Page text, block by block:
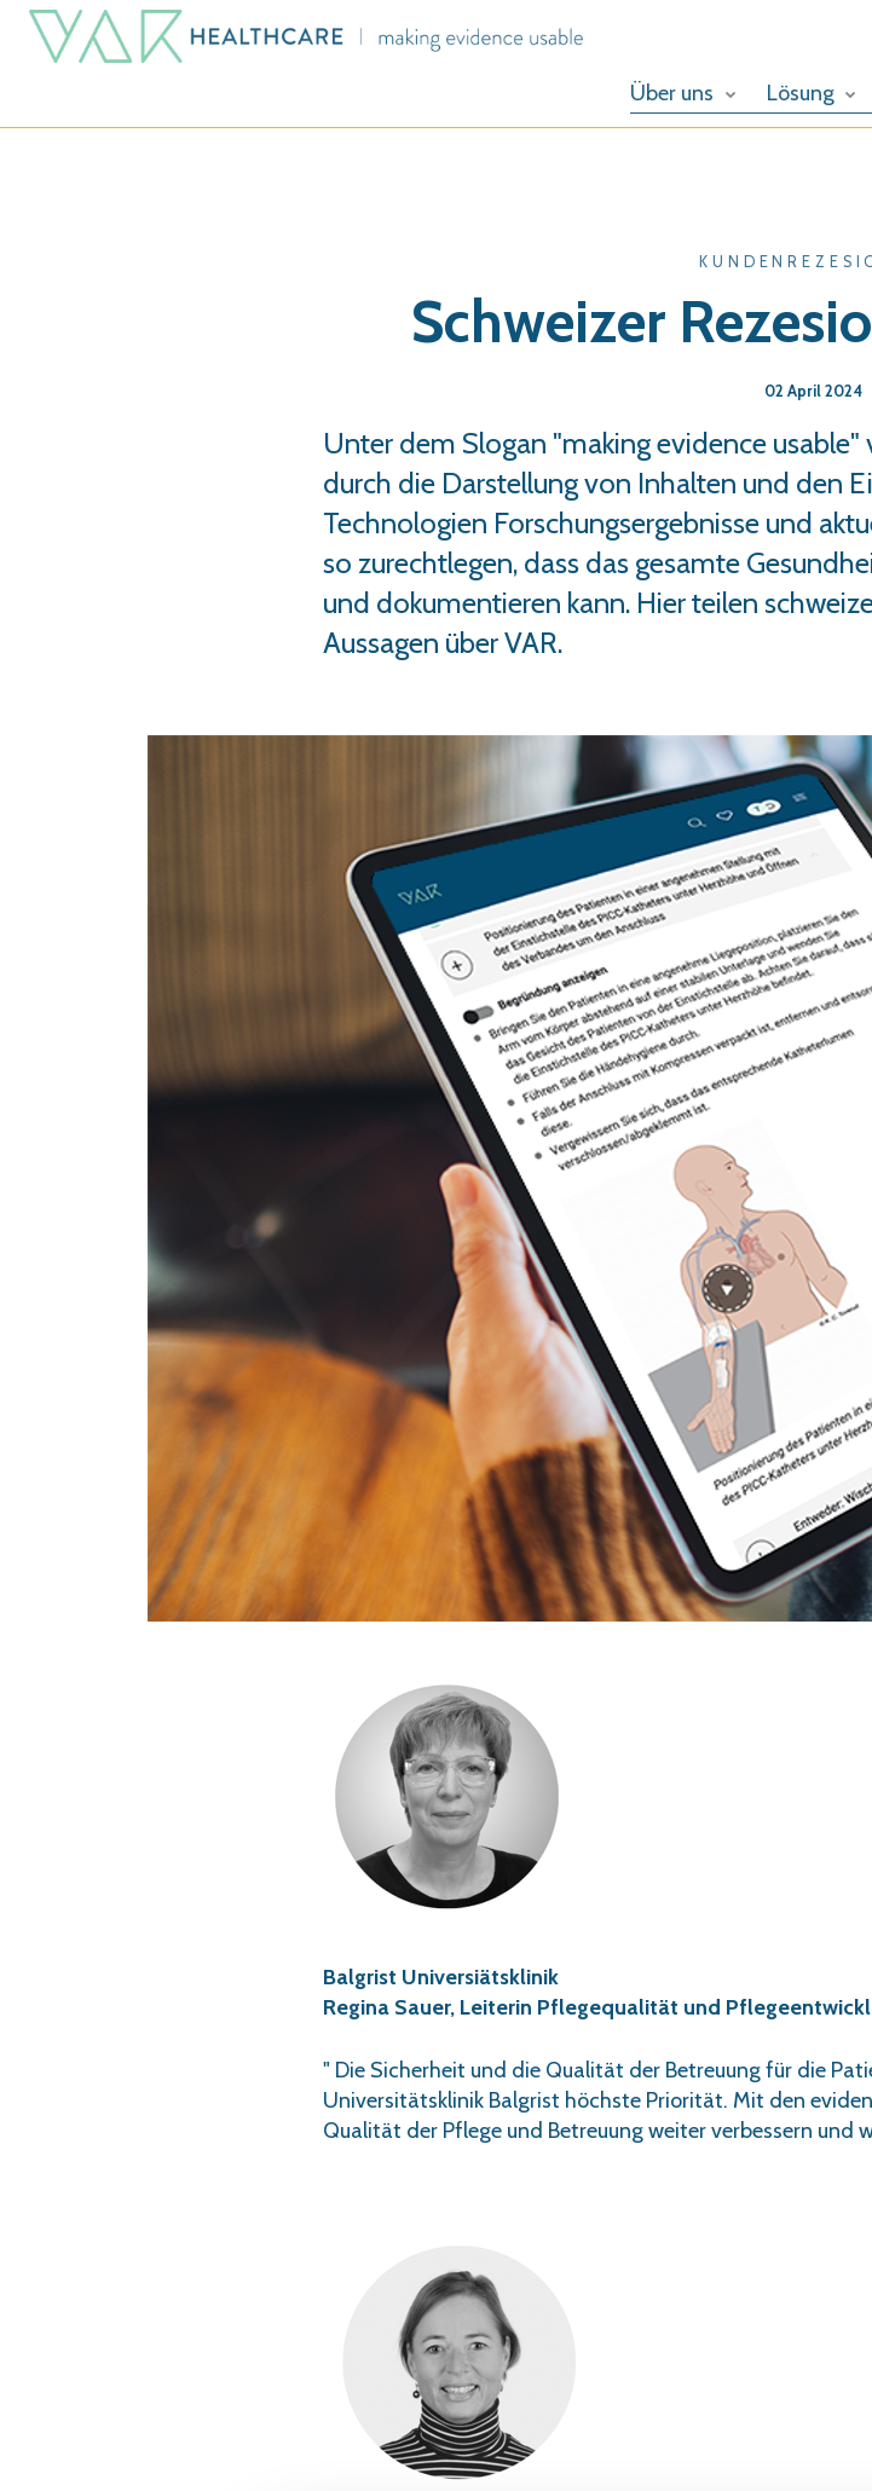
Über uns Lösung
Schweizer
02 April 2024
Unter dem Slogan "making evidence usable"
durch die Darstellung von Inhalten und den
Technologien Forschungsergebnisse und
so zurechtlegen, dass das gesamte
und dokumentieren kann. Hier teilen
Aussagen über VAR.
Balgrist Universiätsklinik
Regina Sauer, Leiterin Pflegequalität und
" Die Sicherheit und die Qualität der Betreuung für die
Universitätsklinik Balgrist höchste Priorität. Mit den
Qualität der Pflege und Betreuung weiter verbessern und